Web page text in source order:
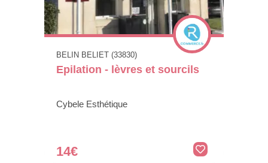
BELIN BELIET (33830)
Epilation - lèvres et sourcils
Cybele Esthétique
14€